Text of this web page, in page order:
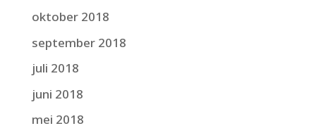
oktober 2018
september 2018
juli 2018
juni 2018
mei 2018